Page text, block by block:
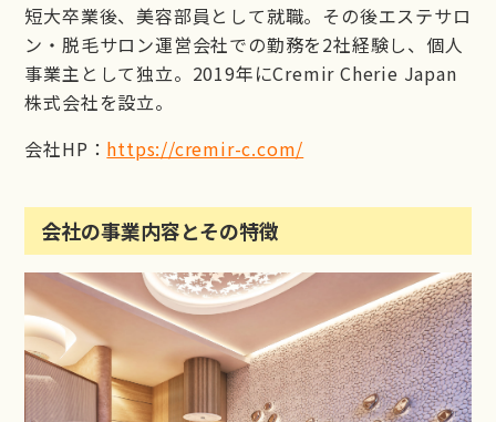
短大卒業後、美容部員として就職。その後エステサロ
ン・脱毛サロン運営会社での勤務を2社経験し、個人
事業主として独立。2019年にCremir Cherie Japan
株式会社を設立。
会社HP： https://cremir-c.com/
会社の事業内容とその特徴